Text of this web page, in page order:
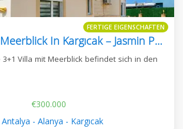
FERTIGE EIGENSCHAFTEN
3+1 Villa Mit Meerblick In Kargıcak – Jasmin Park
Villa mit Meerblick befindet sich in den
€300.000
Antalya - Alanya - Kargıcak